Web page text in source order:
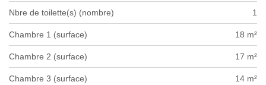
Nbre de toilette(s) (nombre) 1
Chambre 1 (surface) 18 m²
Chambre 2 (surface) 17 m²
Chambre 3 (surface) 14 m²